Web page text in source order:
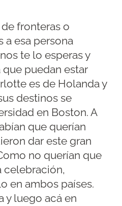
fronteras o
a esa persona
te lo esperas y
puedan estar
es de Holanda y
destinos se
en Boston. A
que querían
dar este gran
no querían que
celebración,
en ambos países.
y luego acá en